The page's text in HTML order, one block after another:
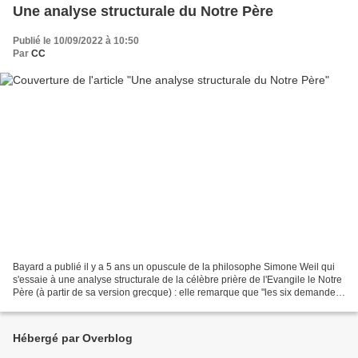
Une analyse structurale du Notre Père
Publié le 10/09/2022 à 10:50
Par CC
Bayard a publié il y a 5 ans un opuscule de la philosophe Simone Weil qui
s'essaie à une analyse structurale de la célèbre prière de l'Evangile le Notre
Père (à partir de sa version grecque) : elle remarque que "les six demandes
Hébergé par Overblog